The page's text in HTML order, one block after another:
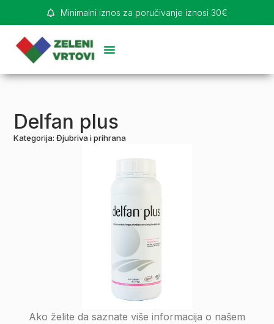
Minimalni iznos za poručivanje iznosi 30€
Delfan plus
Kategorija:Đjubriva i prihrana
Ako želite da saznate više informacija o našem